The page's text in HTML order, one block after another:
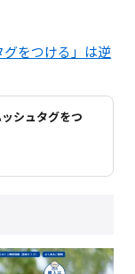
をつける」は逆
シュタグをつ